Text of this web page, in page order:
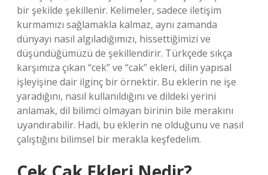
bir şekilde şekillenir. Kelimeler, sadece iletişim
kurmamızı sağlamakla kalmaz, aynı zamanda
dünyayı nasıl algıladığımızı, hissettiğimizi ve
düşündüğümüzü de şekillendirir. Türkçede sıkça
karşımıza çıkan “cek” ve “cak” ekleri, dilin yapısal
işleyişine dair ilginç bir örnektir. Bu eklerin ne işe
yaradığını, nasıl kullanıldığını ve dildeki yerini
anlamak, dil bilimci olmayan birinin bile merakını
uyandırabilir. Hadi, bu eklerin ne olduğunu ve nasıl
çalıştığını bilimsel bir merakla keşfedelim.